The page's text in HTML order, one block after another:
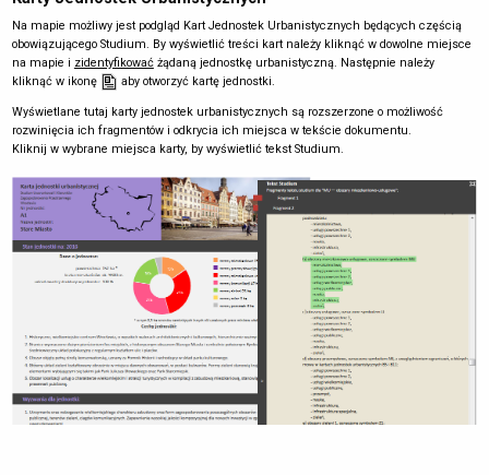
Na mapie możliwy jest podgląd Kart Jednostek Urbanistycznych będących częścią
obowiązującego Studium. By wyświetlić treści kart należy kliknąć w dowolne miejsce
na mapie i zidentyfikowaćżądaną jednostkę urbanistyczną. Następnie należy
kliknąć w ikonę
aby otworzyć kartę jednostki.
Wyświetlane tutaj karty jednostek urbanistycznych są rozszerzone o możliwość
rozwinięcia ich fragmentów i odkrycia ich miejsca w tekście dokumentu.
Kliknij w wybrane miejsca karty, by wyświetlić tekst Studium.